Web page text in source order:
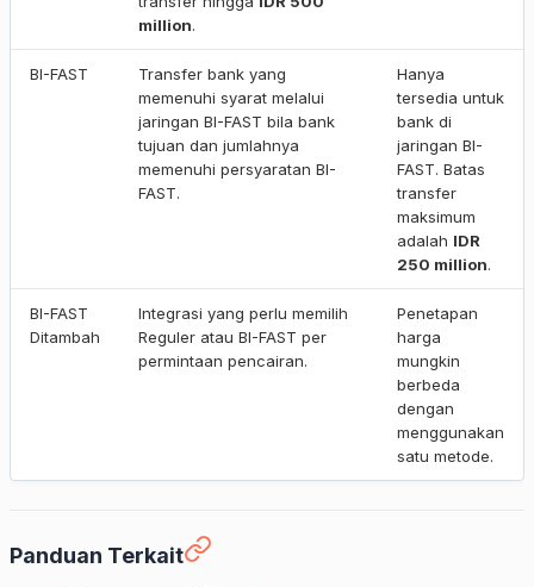
million.
BI-FAST
Transfer bank yang
memenuhi syarat melalui
jaringan BI-FAST bila bank
tujuan dan jumlahnya
memenuhi persyaratan BI-
FAST.
Hanya
tersedia untuk
bank di
jaringan BI-
FAST. Batas
transfer
maksimum
adalah IDR
250 million.
BI-FAST
Ditambah
Integrasi yang perlu memilih
Reguler atau BI-FAST per
permintaan pencairan.
Penetapan
harga
mungkin
berbeda
dengan
menggunakan
satu metode.
Panduan Terkait